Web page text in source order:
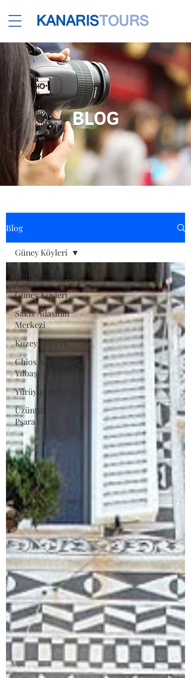
BLOG
Blog
Bütün makaleler
Güney Köyleri
Sakız Adasının
Merkezi
Kuzey Köyleri
Chios Adasında
Yılbaşı
Yürüyüş Rotaları
Üzüntüler -
Psara
Güney Köyleri